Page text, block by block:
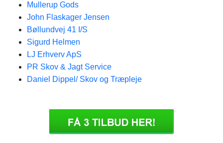
Mullerup Gods
John Flaskager Jensen
Bøllundvej 41 I/S
Sigurd Helmen
LJ Erhverv ApS
PR Skov & Jagt Service
Daniel Dippel/ Skov og Træpleje